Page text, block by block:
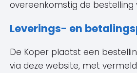
overeenkomstig de bestelling
Leverings- en
De Koper plaatst een
via deze website, met